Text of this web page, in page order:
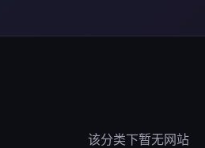
该分类下暂无网站